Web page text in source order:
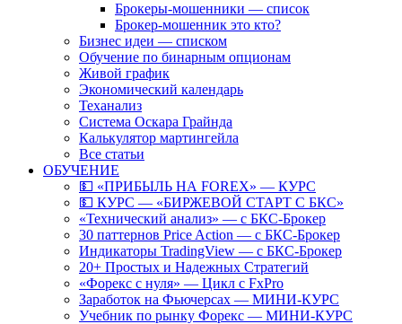
Брокеры-мошенники — список
Брокер-мошенник это кто?
Бизнес идеи — списком
Обучение по бинарным опционам
Живой график
Экономический календарь
Теханализ
Система Оскара Грайнда
Калькулятор мартингейла
Все статьи
ОБУЧЕНИЕ
💵 «ПРИБЫЛЬ НА FOREX» — КУРС
💵 КУРС — «БИРЖЕВОЙ СТАРТ С БКС»
«Технический анализ» — с БКС-Брокер
30 паттернов Price Action — с БКС-Брокер
Индикаторы TradingView — с БКС-Брокер
20+ Простых и Надежных Стратегий
«Форекс с нуля» — Цикл с FxPro
Заработок на Фьючерсах — МИНИ-КУРС
Учебник по рынку Форекс — МИНИ-КУРС